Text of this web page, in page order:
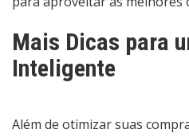
Mais Dicas para
Inteligente
Além de otimizar suas